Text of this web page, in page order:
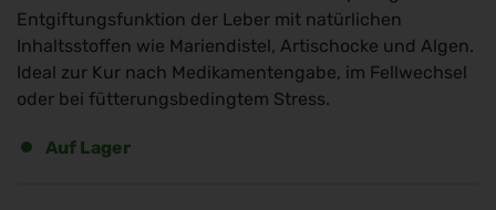
Entgiftungsfunktion der Leber mit natürlichen
Inhaltsstoffen wie Mariendistel, Artischocke und Algen.
Ideal zur Kur nach Medikamentengabe, im Fellwechsel
oder bei fütterungsbedingtem Stress.
Auf Lager